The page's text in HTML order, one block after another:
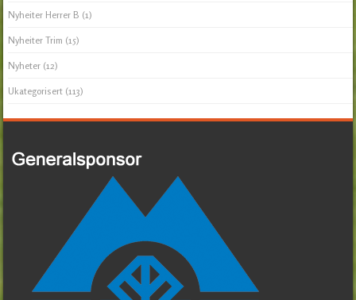
Nyheiter Herrer B (1)
Nyheiter Trim (15)
Nyheter (12)
Ukategorisert (113)